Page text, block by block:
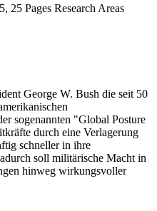
25 Pages Research Areas
George W. Bush die seit 50
sogenannten "Global Posture
durch eine Verlagerung
schneller in ihre
soll militärische Macht in
hinweg wirkungsvoller